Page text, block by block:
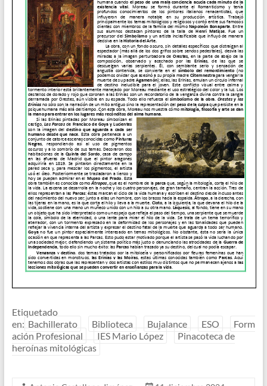
Etiquetado
en: Bachillerato Biblioteca Bujalance ESO
Form
ación Profesional
IES Mario López
Pinacoteca de
heroínas mitológicas